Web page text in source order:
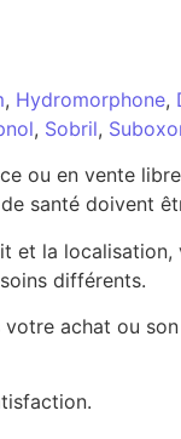
, Hydromorphone,
, Sobril,
ou en vente
santé doivent
et la
différents.
achat ou